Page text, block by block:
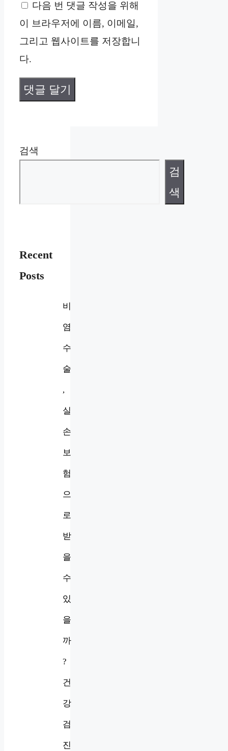
이
트
다음 번 댓글 작성을 위해
이 브라우저에 이름, 이메일,
그리고 웹사이트를 저장합니
다.
검색
검
색
Recent
Posts
비
염
수
술
,
실
손
보
험
으
로
받
을
수
있
을
까
?
건
강
검
진